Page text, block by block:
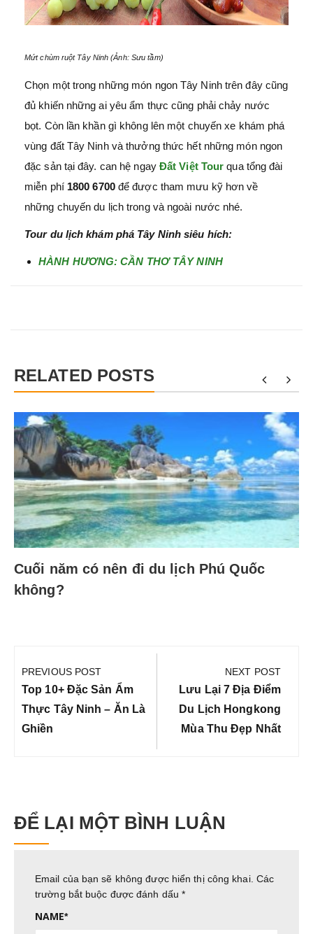
Mứt chùm ruột Tây Ninh (Ảnh: Sưu tầm)
Chọn một trong những món ngon Tây Ninh trên đây cũng
đủ khiến những ai yêu ẩm thực cũng phải chảy nước
bọt. Còn lần khần gì không lên một chuyến xe khám phá
vùng đất Tây Ninh và thưởng thức hết những món ngon
đặc sản tại đây. can hệ ngay Đất Việt Tour qua tổng đài
miễn phí 1800 6700 để được tham mưu kỹ hơn về
những chuyến du lịch trong và ngoài nước nhé.
Tour du lịch khám phá Tây Ninh siêu hích:
HÀNH HƯƠNG: CẦN THƠ TÂY NINH
RELATED POSTS
Cuối năm có nên đi du lịch Phú Quốc
không?
hướng
bài
viết
PREVIOUS POST
Previous
Post:
Top 10+ Đặc Sản Ẩm
Thực Tây Ninh – Ăn Là
Ghiền
NEXT POST
Next
Post:
Lưu Lại 7 Địa Điểm
Du Lịch Hongkong
Mùa Thu Đẹp Nhất
ĐỂ LẠI MỘT BÌNH LUẬN
Email của bạn sẽ không được hiển thị công khai. Các
trường bắt buộc được đánh dấu*
NAME*